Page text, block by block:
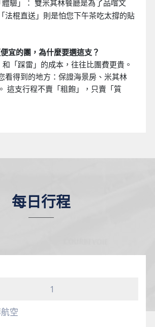
驗」： 雙米其林餐廳是為了品嚐文
法棍直送」則是怕您下午茶吃太撐的貼
宜的團，為什麼要選這支？
「踩雷」的成本，往往比團費更貴。
看得到的地方：保證海景房、米其林
這支行程不賣「粗飽」，只賣「質
每日行程
1
空